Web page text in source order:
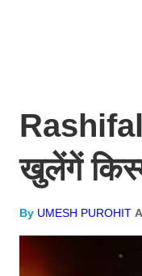
खुलेंगें
By UMESH PUROHIT